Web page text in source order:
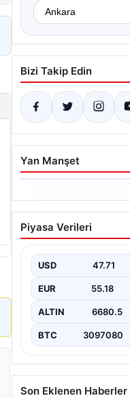
Bizi Takip Edin
Yan Manşet
06.08.2026
Salah’ın
Taraftarlar
Tanıklık Etti
yıldız isimlerinden
yaşıyor. Yoğun ilgiyle
Piyasa Verileri
USD 47.71
EUR 55.18
ALTIN 6680.5
BTC 3097080
Son Eklenen Haberler